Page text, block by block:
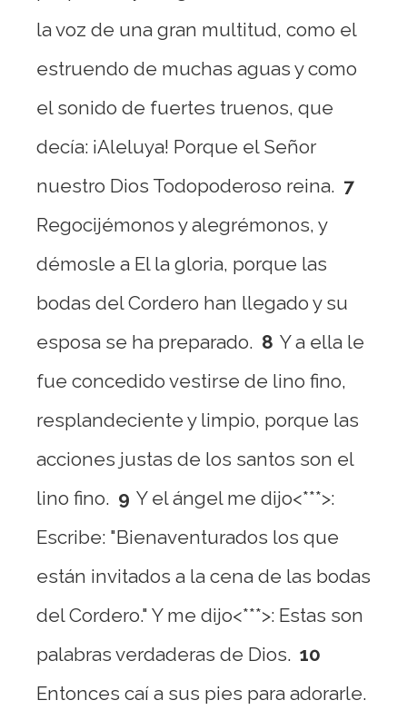
la voz de una gran multitud, como el
estruendo de muchas aguas y como
el sonido de fuertes truenos, que
decía: ¡Aleluya! Porque el Señor
nuestro Dios Todopoderoso reina. 7
Regocijémonos y alegrémonos, y
démosle a El la gloria, porque las
bodas del Cordero han llegado y su
esposa se ha preparado. 8 Y a ella le
fue concedido vestirse de lino fino,
resplandeciente y limpio, porque las
acciones justas de los santos son el
lino fino. 9 Y el ángel me dijo<***>:
Escribe: "Bienaventurados los que
están invitados a la cena de las bodas
del Cordero." Y me dijo<***>: Estas son
palabras verdaderas de Dios. 10
Entonces caí a sus pies para adorarle.